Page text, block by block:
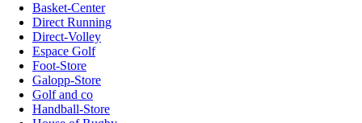
Basket-Center
Direct Running
Direct-Volley
Espace Golf
Foot-Store
Galopp-Store
Golf and co
Handball-Store